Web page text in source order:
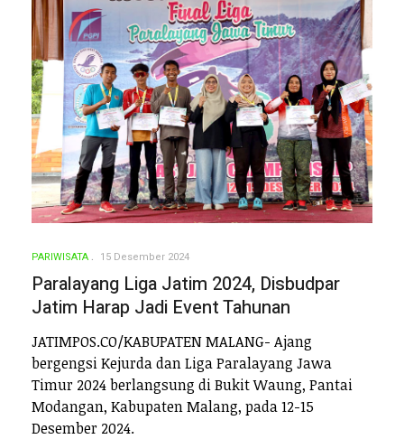
PARIWISATA 15 Desember 2024
Paralayang Liga Jatim 2024, Disbudpar
Jatim Harap Jadi Event Tahunan
JATIMPOS.CO/KABUPATEN MALANG- Ajang
bergengsi Kejurda dan Liga Paralayang Jawa
Timur 2024 berlangsung di Bukit Waung, Pantai
Modangan, Kabupaten Malang, pada 12-15
Desember 2024.